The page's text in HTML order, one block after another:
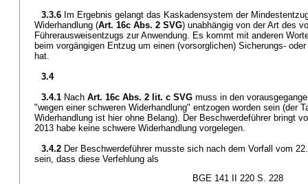
3.3.6 Im Ergebnis gelangt das Kaskadensystem der
Widerhandlung (Art. 16c Abs. 2 SVG) unabhängig von der Art des
Führerausweisentzugs zur Anwendung. Es kommt mit anderen
beim vorgängigen Entzug um einen (vorsorglichen) Sicherungs-
hat.
3.4
3.4.1 Nach Art. 16c Abs. 2 lit. c SVG muss in den
"wegen einer schweren Widerhandlung" entzogen worden sein (der
Widerhandlung ist hier ohne Belang). Der Beschwerdeführer bringt
2013 habe keine schwere Widerhandlung vorgelegen.
3.4.2 Der Beschwerdeführer musste sich nach dem Vorfall vom
sein, dass diese Verfehlung als
BGE 141 II 220 S. 228